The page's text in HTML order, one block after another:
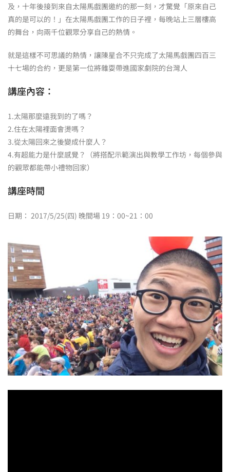
及，十年後接到來自太陽馬戲團邀約的那一刻，才驚覺「原來自己
真的是可以的！」在太陽馬戲團工作的日子裡，每晚站上三層樓高
的舞台，向兩千位觀眾分享自己的熱情。
就是這樣不可思議的熱情，讓陳星合不只完成了太陽馬戲團四百三
十七場的合約，更是第一位將雜耍帶進國家劇院的台灣人
講座內容：
1.太陽那麼遠我到的了嗎？
2.住在太陽裡面會燙嗎？
3.從太陽回來之後變成什麼人？
4.有超能力是什麼感覺？（將搭配示範演出與教學工作坊，每個參與
的觀眾都能帶小禮物回家）
講座時間
日期： 2017/5/25(四) 晚間場 19：00~21：00